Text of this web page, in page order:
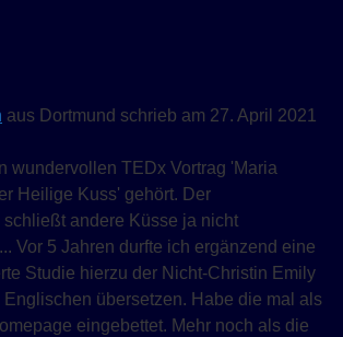
aus Dortmund schrieb am 27. April 2021
wundervollen TEDx Vortrag 'Maria
Heilige Kuss' gehört. Der
andere Küsse ja nicht
Vor 5 Jahren durfte ich ergänzend eine
Studie hierzu der Nicht-Christin Emily
übersetzen. Habe die mal als
eingebettet. Mehr noch als die